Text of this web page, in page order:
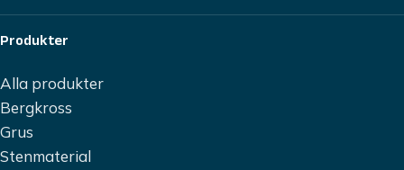
Produkter
Alla produkter
Bergkross
Grus
Stenmaterial